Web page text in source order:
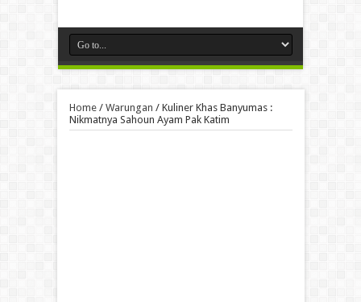
Home/ Warungan / Kuliner Khas Banyumas :
Nikmatnya Sahoun Ayam Pak Katim